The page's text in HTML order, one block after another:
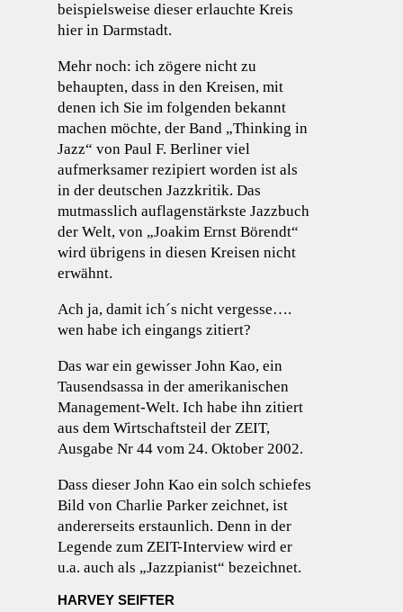
beispielsweise dieser erlauchte Kreis
hier in Darmstadt.
Mehr noch: ich zögere nicht zu
behaupten, dass in den Kreisen, mit
denen ich Sie im folgenden bekannt
machen möchte, der Band „Thinking in
Jazz“ von Paul F. Berliner viel
aufmerksamer rezipiert worden ist als
in der deutschen Jazzkritik. Das
mutmasslich auflagenstärkste Jazzbuch
der Welt, von „Joakim Ernst Börendt“
wird übrigens in diesen Kreisen nicht
erwähnt.
Ach ja, damit ich´s nicht vergesse….
wen habe ich eingangs zitiert?
Das war ein gewisser John Kao, ein
Tausendsassa in der amerikanischen
Management-Welt. Ich habe ihn zitiert
aus dem Wirtschaftsteil der ZEIT,
Ausgabe Nr 44 vom 24. Oktober 2002.
Dass dieser John Kao ein solch schiefes
Bild von Charlie Parker zeichnet, ist
andererseits erstaunlich. Denn in der
Legende zum ZEIT-Interview wird er
u.a. auch als „Jazzpianist“ bezeichnet.
HARVEY SEIFTER